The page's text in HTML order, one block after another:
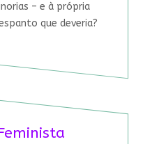
– e à própria
que deveria?